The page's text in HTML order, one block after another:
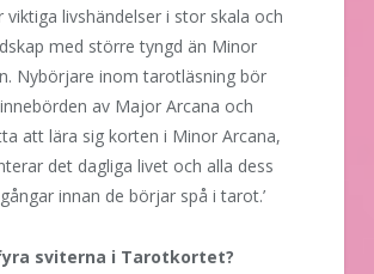
viktiga livshändelser i stor skala och
med större tyngd än Minor
Nybörjare inom tarotläsning bör
av Major Arcana och
att lära sig korten i Minor Arcana,
det dagliga livet och alla dess
innan de börjar spå i tarot.’
sviterna i Tarotkortet?